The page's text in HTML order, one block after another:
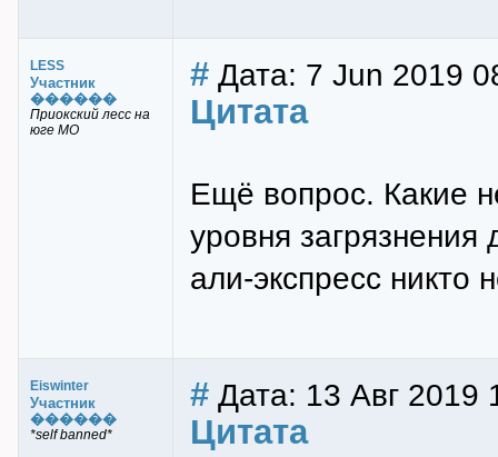
LESS
Участник
������
Приокский лесс на
юге МО
# Дата: 7 Jun 2019
Цитата
Ещё вопрос. Какие
уровня
али-экспресс никто
Eiswinter
Участник
������
*self banned*
# Дата: 13 Авг 2019
Цитата